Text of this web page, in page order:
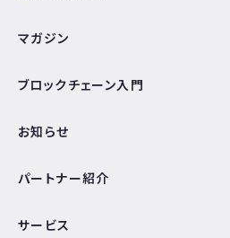
マガジン
ブロックチェーン入門
お知らせ
パートナー紹介
サービス